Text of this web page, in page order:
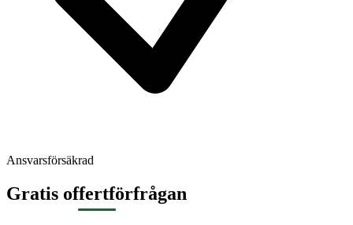
Ansvarsförsäkrad
Gratis offertförfrågan